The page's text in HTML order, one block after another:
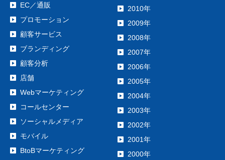
EC／通販
プロモーション
顧客サービス
ブランディング
顧客分析
店舗
Webマーケティング
コールセンター
ソーシャルメディア
モバイル
BtoBマーケティング
2010年
2009年
2008年
2007年
2006年
2005年
2004年
2003年
2002年
2001年
2000年